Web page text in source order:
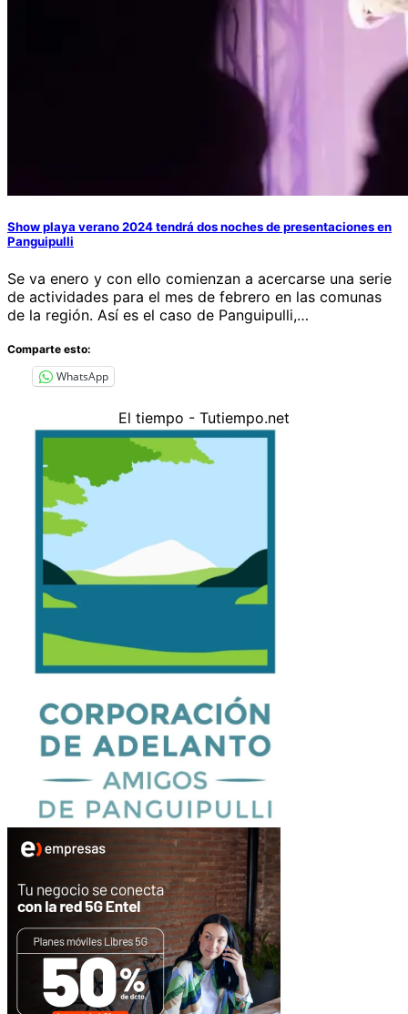
Show playa verano 2024 tendrá dos noches de presentaciones en
Panguipulli
Se va enero y con ello comienzan a acercarse una serie
de actividades para el mes de febrero en las comunas
de la región. Así es el caso de Panguipulli,…
Comparte esto:
WhatsApp
El tiempo - Tutiempo.net